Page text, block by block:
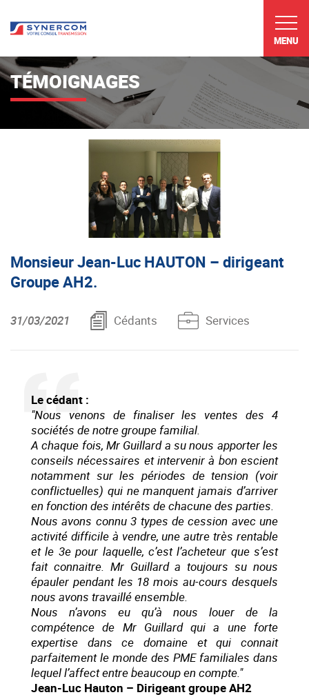
MENU
TÉMOIGNAGES
Monsieur Jean-Luc HAUTON – dirigeant
Groupe AH2.
31/03/2021 Cédants Services
Le cédant :
"Nous venons de finaliser les ventes des 4
sociétés de notre groupe familial.
A chaque fois, Mr Guillard a su nous apporter les
conseils nécessaires et intervenir à bon escient
notamment sur les périodes de tension (voir
conflictuelles) qui ne manquent jamais d’arriver
en fonction des intérêts de chacune des parties.
Nous avons connu 3 types de cession avec une
activité difficile à vendre, une autre très rentable
et le 3e pour laquelle, c’est l’acheteur que s’est
fait connaitre. Mr Guillard a toujours su nous
épauler pendant les 18 mois au-cours desquels
nous avons travaillé ensemble.
Nous n’avons eu qu’à nous louer de la
compétence de Mr Guillard qui a une forte
expertise dans ce domaine et qui connait
parfaitement le monde des PME familiales dans
lequel l’affect entre beaucoup en compte."
Jean-Luc Hauton – Dirigeant groupe AH2